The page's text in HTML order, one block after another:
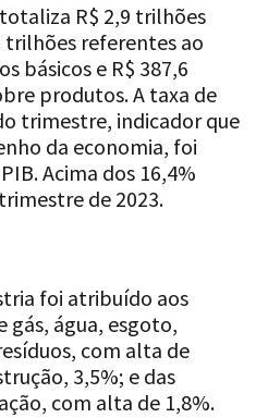
R$ 2,9 trilhões
trilhões referentes ao
básicos e R$ 387,6
produtos. A taxa de
trimestre, indicador que
da economia, foi
Acima dos 16,4%
de 2023.
foi atribuído aos
gás, água, esgoto,
com alta de
3,5%; e das
com alta de 1,8%.